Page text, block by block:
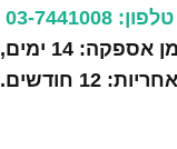
03-7441008
משלוחים מהירים לכל הארץ, זמן אספקה: 14 ימים,
12 חודשים.